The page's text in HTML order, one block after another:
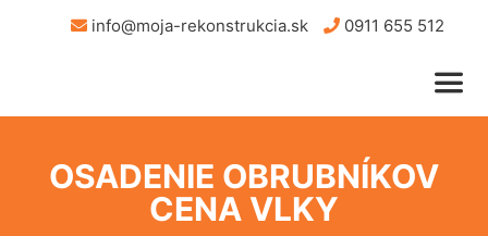
info@moja-rekonstrukcia.sk 0911 655 512
OSADENIE OBRUBNÍKOV
CENA VLKY